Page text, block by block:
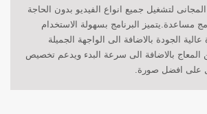
لتشغيل جميع انواع الفيديو بدون الحاجة
مساعدة.يتميز البرنامج بسهولة الاستخدام
الجودة بالاضافة الى الواجهة الجميلة
المعاج بالاضافة الى سرعة البدء ويدعم تخصيص
على افضل صورة.